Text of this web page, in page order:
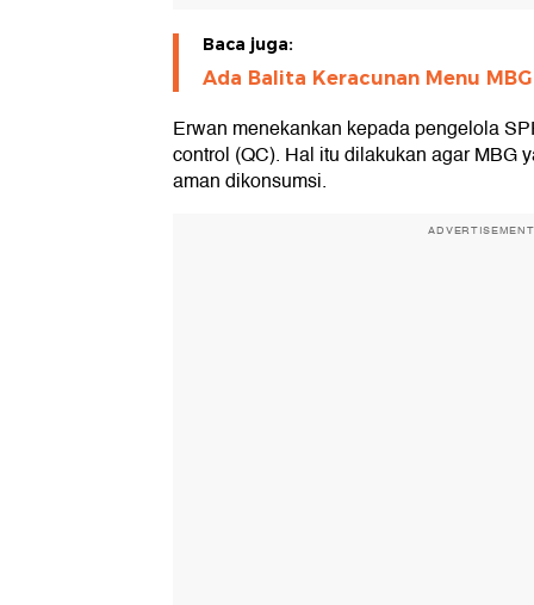
Baca juga:
Ada Balita Keracunan Menu
Erwan menekankan kepada pengelola
control (QC). Hal itu dilakukan agar MBG
aman dikonsumsi.
ADVERTISEMENT